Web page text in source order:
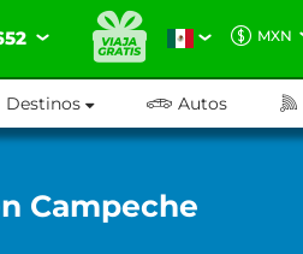
MXN
Destinos Autos
Campeche